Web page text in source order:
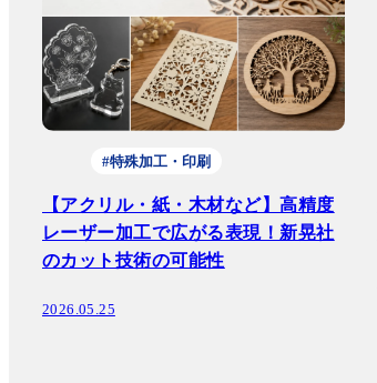
#特殊加工・印刷
【アクリル・紙・木材など】高精度
レーザー加工で広がる表現！新晃社
のカット技術の可能性
2026.05.25